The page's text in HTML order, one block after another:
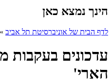
הינך נמצא כאן
לדף הבית של אוניברסיטת תל אביב »
עדכונים
הארי'